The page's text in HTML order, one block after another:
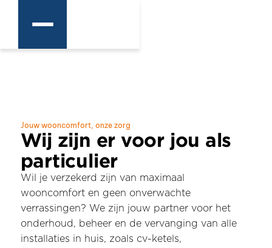
Jouw wooncomfort, onze zorg
Wij zijn er voor jou als
particulier
Wil je verzekerd zijn van maximaal
wooncomfort en geen onverwachte
verrassingen? We zijn jouw partner voor het
onderhoud, beheer en de vervanging van alle
installaties in huis, zoals cv-ketels,